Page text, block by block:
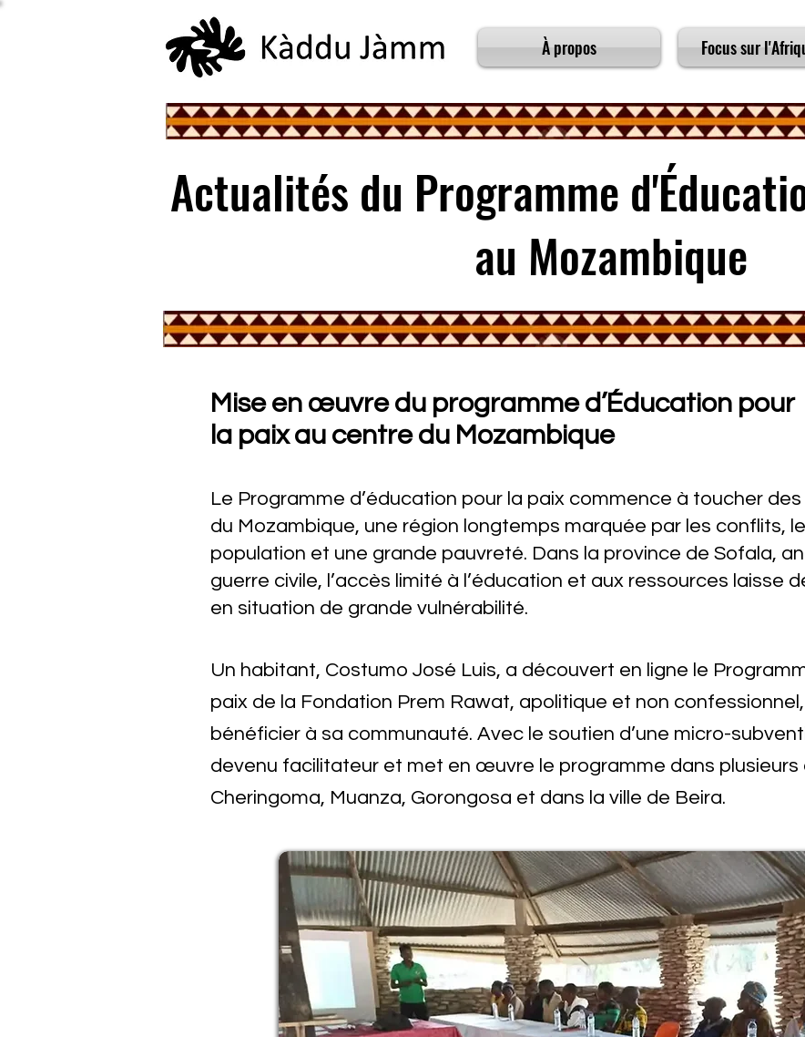
À propos Focus sur
Actualités du Programme
au Mozambique
Mise en œuvre du programme d’Éducation pour
la paix au centre du Mozambique
Le Programme d’éducation pour la paix commence à toucher
du Mozambique, une région longtemps marquée par les conflits,
population et une grande pauvreté. Dans la province de Sofala,
guerre civile, l’accès limité à l’éducation et aux ressources laisse
en situation de grande vulnérabilité.
Un habitant, Costumo José Luis, a découvert en ligne le
paix de la Fondation Prem Rawat, apolitique et non
bénéficier à sa communauté. Avec le soutien d’une micro-
devenu facilitateur et met en œuvre le programme dans
Cheringoma, Muanza, Gorongosa et dans la ville de Beira.